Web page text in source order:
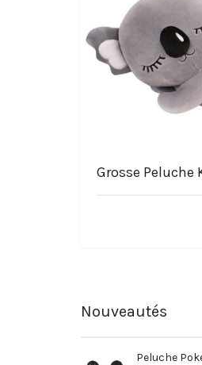
Grosse Peluche
Nouveautés
Peluche